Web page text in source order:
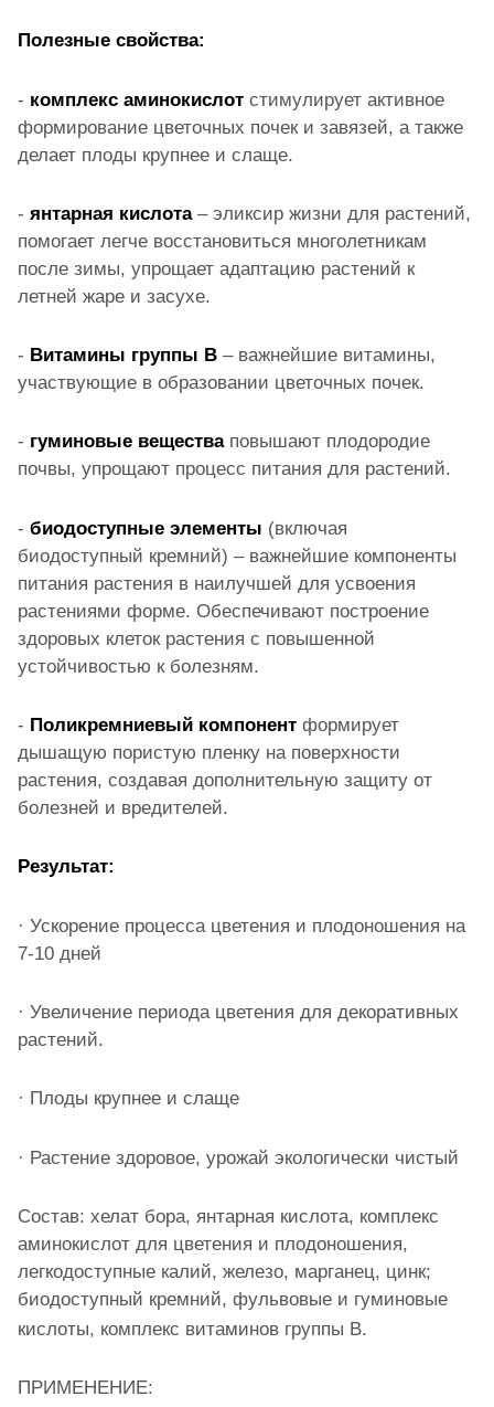
Полезные свойства:
- комплекс аминокислот стимулирует активное
формирование цветочных почек и завязей, а также
делает плоды крупнее и слаще.
- янтарная кислота – эликсир жизни для растений,
помогает легче восстановиться многолетникам
после зимы, упрощает адаптацию растений к
летней жаре и засухе.
- Витамины группы В – важнейшие витамины,
участвующие в образовании цветочных почек.
- гуминовые веществаповышают плодородие
почвы, упрощают процесс питания для растений.
- биодоступные элементы (включая
биодоступный кремний) – важнейшие компоненты
питания растения в наилучшей для усвоения
растениями форме. Обеспечивают построение
здоровых клеток растения с повышенной
устойчивостью к болезням.
- Поликремниевый компонент формирует
дышащую пористую пленку на поверхности
растения, создавая дополнительную защиту от
болезней и вредителей.
Результат:
· Ускорение процесса цветения и плодоношения на
7-10 дней
· Увеличение периода цветения для декоративных
растений.
· Плоды крупнее и слаще
· Растение здоровое, урожай экологически чистый
Состав: хелат бора, янтарная кислота, комплекс
аминокислот для цветения и плодоношения,
легкодоступные калий, железо, марганец, цинк;
биодоступный кремний, фульвовые и гуминовые
кислоты, комплекс витаминов группы В.
ПРИМЕНЕНИЕ: